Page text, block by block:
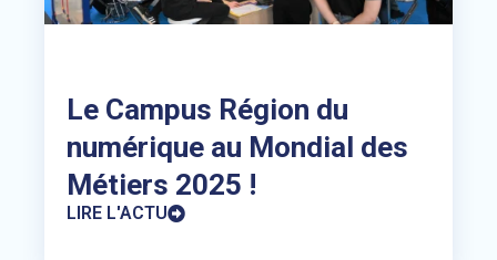
Le Campus Région du
numérique au Mondial des
Métiers 2025 !
LIRE L'ACTU